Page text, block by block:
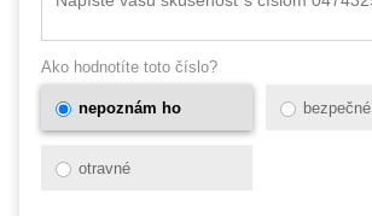
Ako hodnotíte toto číslo?
nepoznám ho bezpečné
otravné